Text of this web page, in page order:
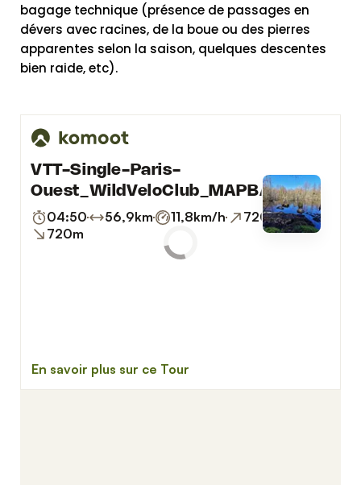
bagage technique (présence de passages en
dévers avec racines, de la boue ou des pierres
apparentes selon la saison, quelques descentes
bien raide, etc).